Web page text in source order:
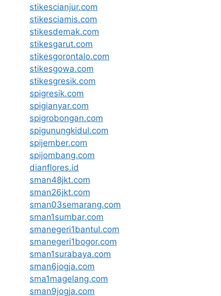
stikescianjur.com
stikesciamis.com
stikesdemak.com
stikesgarut.com
stikesgorontalo.com
stikesgowa.com
stikesgresik.com
spigresik.com
spigianyar.com
spigrobongan.com
spigunungkidul.com
spijember.com
spijombang.com
dianflores.id
sman48jkt.com
sman26jkt.com
sman03semarang.com
sman1sumbar.com
smanegeri1bantul.com
smanegeri1bogor.com
sman1surabaya.com
sman6jogja.com
sma1magelang.com
sman9jogja.com